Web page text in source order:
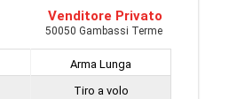
Venditore Privato
50050 Gambassi Terme
Arma Lunga
Tiro a volo